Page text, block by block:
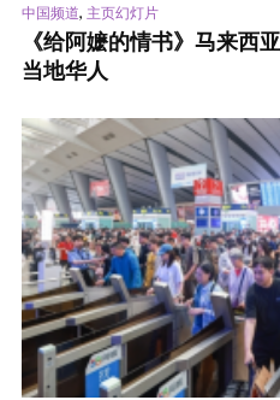
中国频道, 主页幻灯片
《给阿嬷的情书》马来西
当地华人